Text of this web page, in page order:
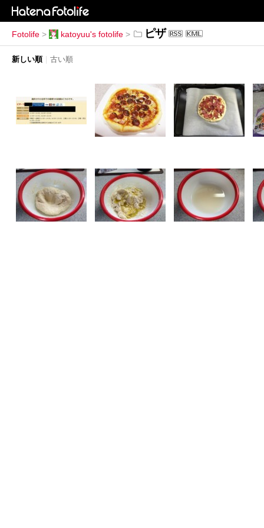
Fotolife > katoyuu's fotolife > ピザ
新しい順 古い順